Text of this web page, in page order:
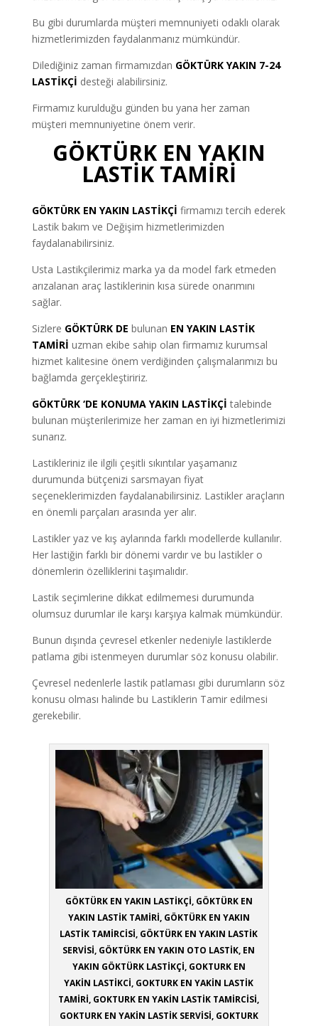
Bu gibi durumlarda müşteri memnuniyeti odaklı olarak
hizmetlerimizden faydalanmanız mümkündür.
Dilediğiniz zaman firmamızdan GÖKTÜRK YAKIN 7-24
LASTİKÇİ desteği alabilirsiniz.
Firmamız kurulduğu günden bu yana her zaman
müşteri memnuniyetine önem verir.
GÖKTÜRK EN YAKIN
LASTİK TAMİRİ
GÖKTÜRK EN YAKIN LASTİKÇİ firmamızı tercih ederek
Lastik bakım ve Değişim hizmetlerimizden
faydalanabilirsiniz.
Usta Lastikçilerimiz marka ya da model fark etmeden
arızalanan araç lastiklerinin kısa sürede onarımını
sağlar.
Sizlere GÖKTÜRK DE bulunan EN YAKIN LASTİK
TAMİRİ uzman ekibe sahip olan firmamız kurumsal
hizmet kalitesine önem verdiğinden çalışmalarımızı bu
bağlamda gerçekleştiririz.
GÖKTÜRK ‘DE KONUMA YAKIN LASTİKÇİ talebinde
bulunan müşterilerimize her zaman en iyi hizmetlerimizi
sunarız.
Lastikleriniz ile ilgili çeşitli sıkıntılar yaşamanız
durumunda bütçenizi sarsmayan fiyat
seçeneklerimizden faydalanabilirsiniz. Lastikler araçların
en önemli parçaları arasında yer alır.
Lastikler yaz ve kış aylarında farklı modellerde kullanılır.
Her lastiğin farklı bir dönemi vardır ve bu lastikler o
dönemlerin özelliklerini taşımalıdır.
Lastik seçimlerine dikkat edilmemesi durumunda
olumsuz durumlar ile karşı karşıya kalmak mümkündür.
Bunun dışında çevresel etkenler nedeniyle lastiklerde
patlama gibi istenmeyen durumlar söz konusu olabilir.
Çevresel nedenlerle lastik patlaması gibi durumların söz
konusu olması halinde bu Lastiklerin Tamir edilmesi
gerekebilir.
GÖKTÜRK EN YAKIN LASTİKÇİ, GÖKTÜRK EN
YAKIN LASTİK TAMİRİ, GÖKTÜRK EN YAKIN
LASTİK TAMİRCİSİ, GÖKTÜRK EN YAKIN LASTİK
SERVİSİ, GÖKTÜRK EN YAKIN OTO LASTİK, EN
YAKIN GÖKTÜRK LASTİKÇİ, GOKTURK EN
YAKİN LASTİKCİ, GOKTURK EN YAKİN LASTİK
TAMİRİ, GOKTURK EN YAKİN LASTİK TAMİRCİSİ,
GOKTURK EN YAKİN LASTİK SERVİSİ, GOKTURK